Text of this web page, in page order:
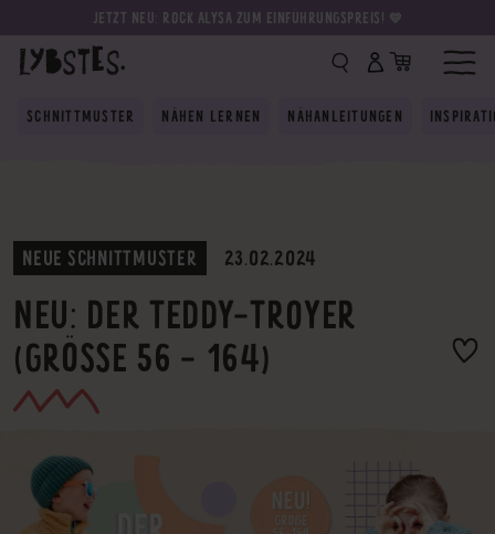
JETZT NEU: ROCK ALYSA ZUM EINFÜHRUNGSPREIS! 💛
SCHNITTMUSTER NÄHEN LERNEN NÄHANLEITUNGEN
NEUE SCHNITTMUSTER 23.02.2024
NEU: DER TEDDY-TROYER
(GRÖSSE 56 - 164)